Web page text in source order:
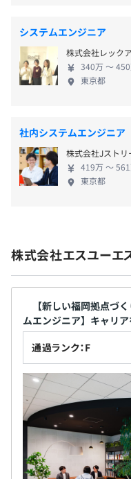
・通勤手当（全額支給）
・家族手当（配偶者5
・住宅手当（転居必要
賞与：年2回
■社会保険完備
無期雇用
3カ月
システムエンジニア
株式会社レック
340万 〜
東京都
社内システムエンジニア
株式会社Jストリ
419万 〜
東京都
株式会社エスユーエ
【新しい福岡拠点づ
ムエンジニア】キャリ
通過ランク：F